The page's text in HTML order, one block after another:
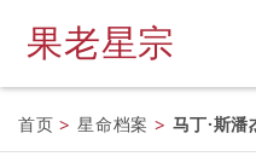
果老星宗
首页 > 星命档案 > 马丁·斯潘